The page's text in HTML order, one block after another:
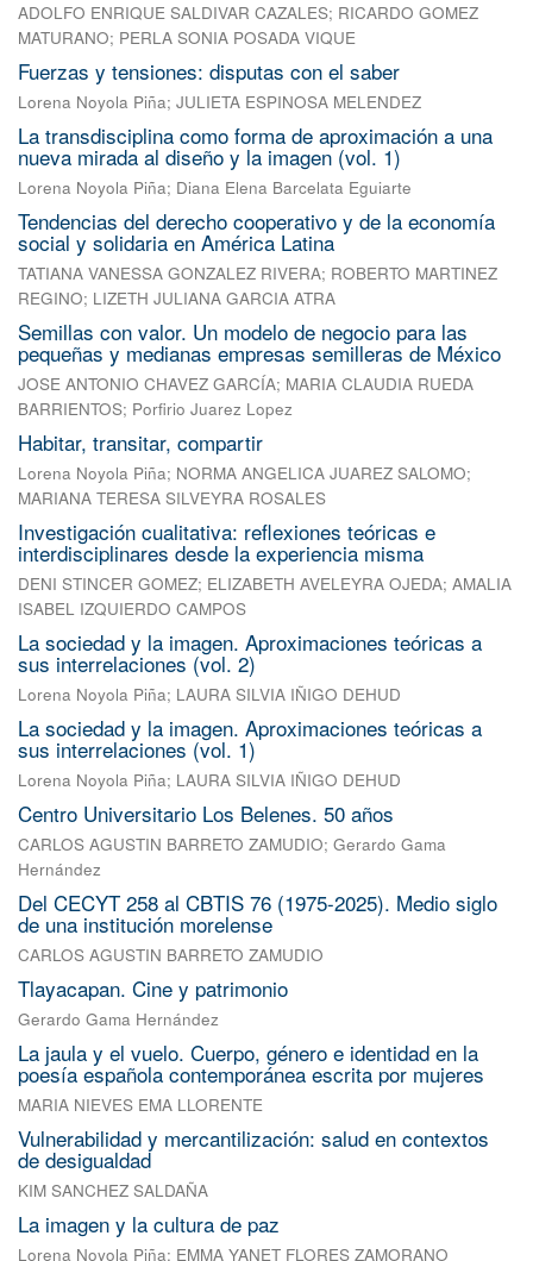
ADOLFO ENRIQUE SALDIVAR CAZALES; RICARDO GOMEZ
MATURANO; PERLA SONIA POSADA VIQUE
Fuerzas y tensiones: disputas con el saber
Lorena Noyola Piña; JULIETA ESPINOSA MELENDEZ
La transdisciplina como forma de aproximación a una
nueva mirada al diseño y la imagen (vol. 1)
Lorena Noyola Piña; Diana Elena Barcelata Eguiarte
Tendencias del derecho cooperativo y de la economía
social y solidaria en América Latina
TATIANA VANESSA GONZALEZ RIVERA; ROBERTO MARTINEZ
REGINO; LIZETH JULIANA GARCIA ATRA
Semillas con valor. Un modelo de negocio para las
pequeñas y medianas empresas semilleras de México
JOSE ANTONIO CHAVEZ GARCÍA; MARIA CLAUDIA RUEDA
BARRIENTOS; Porfirio Juarez Lopez
Habitar, transitar, compartir
Lorena Noyola Piña; NORMA ANGELICA JUAREZ SALOMO;
MARIANA TERESA SILVEYRA ROSALES
Investigación cualitativa: reflexiones teóricas e
interdisciplinares desde la experiencia misma
DENI STINCER GOMEZ; ELIZABETH AVELEYRA OJEDA; AMALIA
ISABEL IZQUIERDO CAMPOS
La sociedad y la imagen. Aproximaciones teóricas a
sus interrelaciones (vol. 2)
Lorena Noyola Piña; LAURA SILVIA IÑIGO DEHUD
La sociedad y la imagen. Aproximaciones teóricas a
sus interrelaciones (vol. 1)
Lorena Noyola Piña; LAURA SILVIA IÑIGO DEHUD
Centro Universitario Los Belenes. 50 años
CARLOS AGUSTIN BARRETO ZAMUDIO; Gerardo Gama
Hernández
Del CECYT 258 al CBTIS 76 (1975-2025). Medio siglo
de una institución morelense
CARLOS AGUSTIN BARRETO ZAMUDIO
Tlayacapan. Cine y patrimonio
Gerardo Gama Hernández
La jaula y el vuelo. Cuerpo, género e identidad en la
poesía española contemporánea escrita por mujeres
MARIA NIEVES EMA LLORENTE
Vulnerabilidad y mercantilización: salud en contextos
de desigualdad
KIM SANCHEZ SALDAÑA
La imagen y la cultura de paz
Lorena Noyola Piña; EMMA YANET FLORES ZAMORANO